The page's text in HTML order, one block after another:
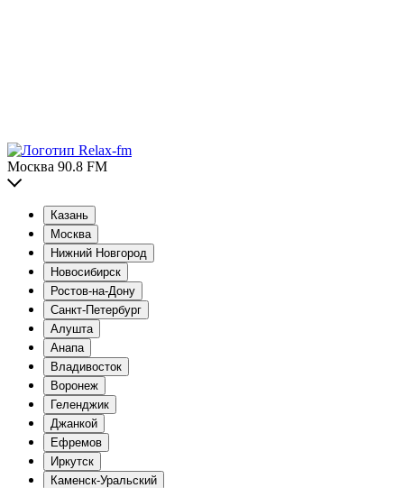
Москва 90.8 FM
Казань
Москва
Нижний Новгород
Новосибирск
Ростов-на-Дону
Санкт-Петербург
Алушта
Анапа
Владивосток
Воронеж
Геленджик
Джанкой
Ефремов
Иркутск
Каменск-Уральский